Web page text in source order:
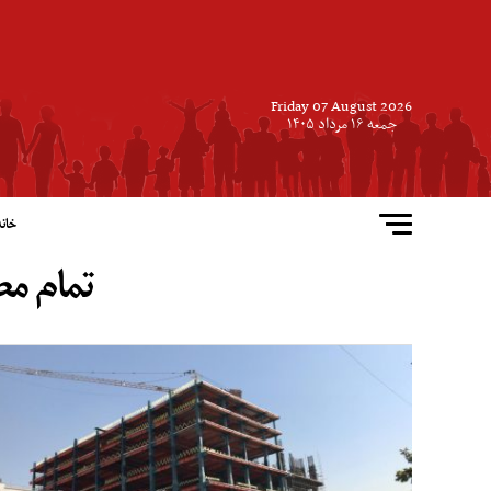
Friday 07 August 2026
جمعه ۱۶ مرداد ۱۴۰۵
تمام